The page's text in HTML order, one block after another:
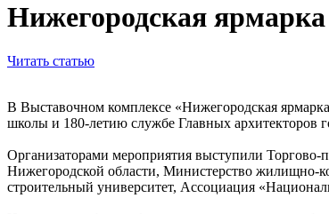
Нижегородская ярмарка
Читать статью
В Выставочном комплексе «Нижегородская
школы и 180-летию службе Главных архитекторов
Организаторами мероприятия выступили
Нижегородской области, Министерство жилищно-
строительный университет, Ассоциация